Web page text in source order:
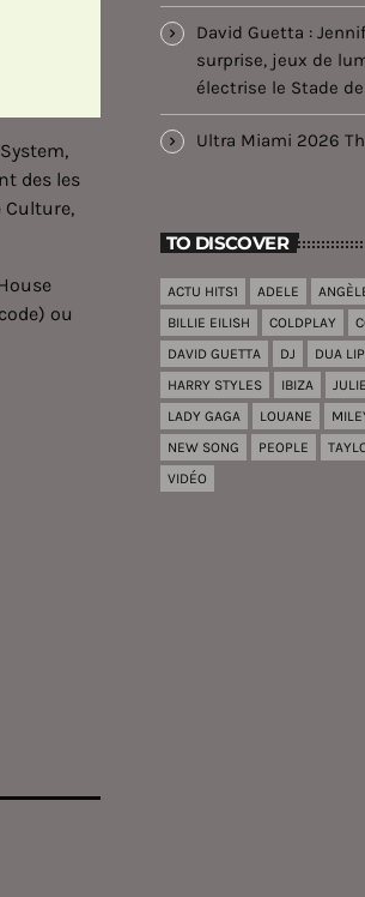
des les
ou
David Guetta :
surprise, jeux de
électrise le Stade
Ultra Miami 2026
TO DISCOVER
ACTU HITS1 ADELE
BILLIE EILISH
COLDPLAY
DAVID GUETTA
DJ DUA
HARRY STYLES
IBIZA
LADY GAGA
LOUANE
NEW SONG
PEOPLE
VIDÉO